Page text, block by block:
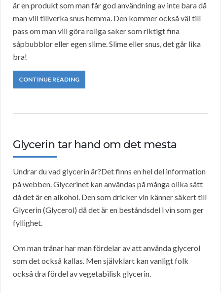
är en produkt som man får god användning av inte bara då
man vill tillverka snus hemma. Den kommer också väl till
pass om man vill göra roliga saker som riktigt fina
såpbubblor eller egen slime. Slime eller snus, det går lika
bra!
CONTINUE READING
Glycerin tar hand om det mesta
Undrar du vad glycerin är?Det finns en hel del information
på webben. Glycerinet kan användas på många olika sätt
då det är en alkohol. Den som dricker vin känner säkert till
Glycerin (Glycerol) då det är en beståndsdel i vin som ger
fyllighet.
Om man tränar har man fördelar av att använda glycerol
som det också kallas. Men självklart kan vanligt folk
också dra fördel av vegetabilisk glycerin.